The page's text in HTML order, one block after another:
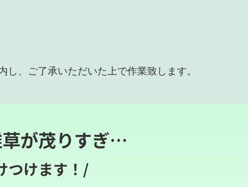
、ご了承いただいた上で作業致します。
が茂りすぎ…
つけます！/